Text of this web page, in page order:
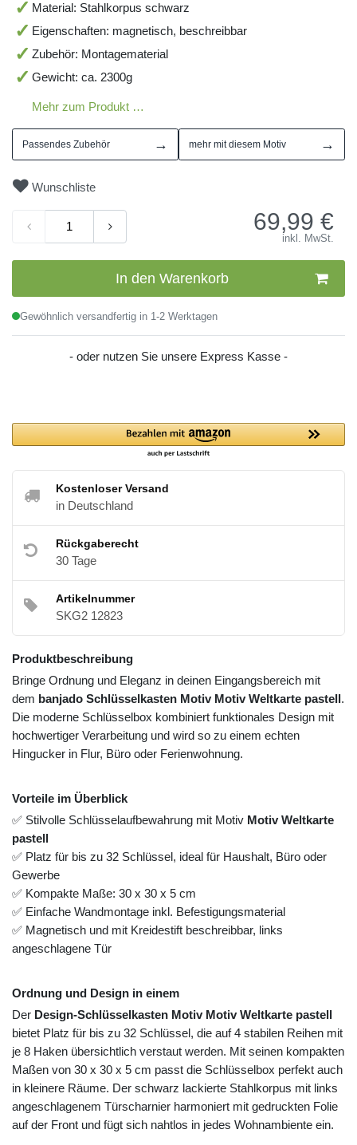
Material: Stahlkorpus schwarz
Eigenschaften: magnetisch, beschreibbar
Zubehör: Montagematerial
Gewicht: ca. 2300g
Mehr zum Produkt …
Passendes Zubehör → mehr mit diesem Motiv →
Wunschliste
69,99 €
inkl. MwSt.
In den Warenkorb
Gewöhnlich versandfertig in 1-2 Werktagen
- oder nutzen Sie unsere Express Kasse -
Kostenloser Versand
in Deutschland
Rückgaberecht
30 Tage
Artikelnummer
SKG2 12823
Produktbeschreibung
Bringe Ordnung und Eleganz in deinen Eingangsbereich mit
dem banjado Schlüsselkasten Motiv Motiv Weltkarte pastell.
Die moderne Schlüsselbox kombiniert funktionales Design mit
hochwertiger Verarbeitung und wird so zu einem echten
Hingucker in Flur, Büro oder Ferienwohnung.
Vorteile im Überblick
✅ Stilvolle Schlüsselaufbewahrung mit Motiv Motiv Weltkarte
pastell
✅ Platz für bis zu 32 Schlüssel, ideal für Haushalt, Büro oder
Gewerbe
✅ Kompakte Maße: 30 x 30 x 5 cm
✅ Einfache Wandmontage inkl. Befestigungsmaterial
✅ Magnetisch und mit Kreidestift beschreibbar, links
angeschlagene Tür
Ordnung und Design in einem
Der Design-Schlüsselkasten Motiv Motiv Weltkarte pastell
bietet Platz für bis zu 32 Schlüssel, die auf 4 stabilen Reihen mit
je 8 Haken übersichtlich verstaut werden. Mit seinen kompakten
Maßen von 30 x 30 x 5 cm passt die Schlüsselbox perfekt auch
in kleinere Räume. Der schwarz lackierte Stahlkorpus mit links
angeschlagenem Türscharnier harmoniert mit gedruckten Folie
auf der Front und fügt sich nahtlos in jedes Wohnambiente ein.